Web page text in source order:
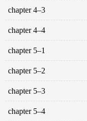
chapter 4–3
chapter 4–4
chapter 5–1
chapter 5–2
chapter 5–3
chapter 5–4